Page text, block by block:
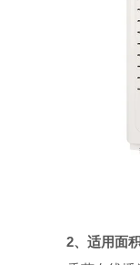
2、适用